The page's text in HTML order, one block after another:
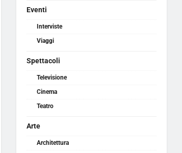
Eventi
Interviste
Viaggi
Spettacoli
Televisione
Cinema
Teatro
Arte
Architettura